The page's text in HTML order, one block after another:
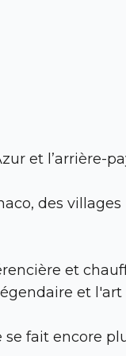
et l’arrière-
des
et
et
se fait encore